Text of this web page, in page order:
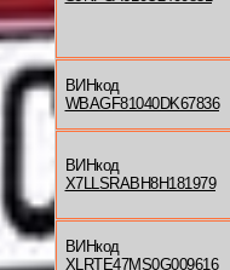
ВИНкод
WBAGF81040DK67836
ВИНкод
X7LLSRABH8H181979
ВИНкод
XLRTE47MS0G009616